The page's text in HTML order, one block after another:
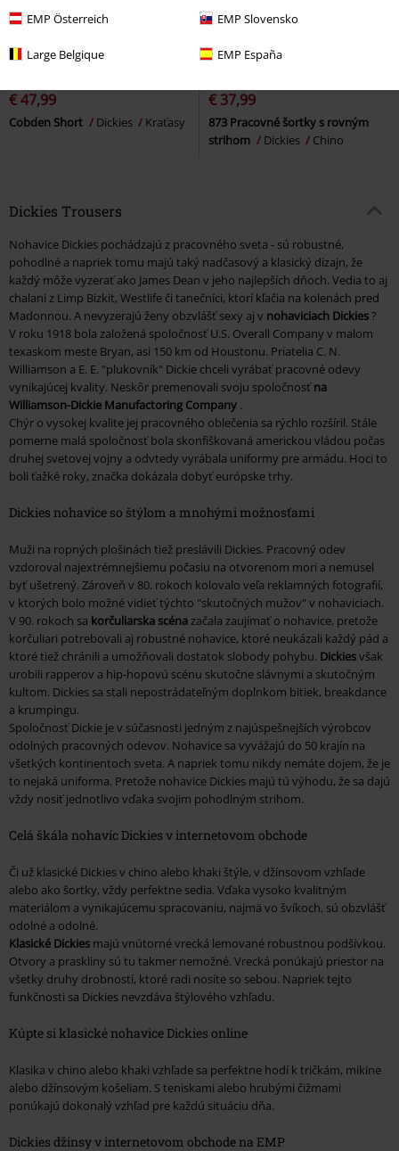
EMP Österreich EMP Slovensko
Large Belgique EMP España
% Takmer vypredané
€ 47,99
Cobden Short Dickies Kraťasy
% Takmer vypredané
€ 37,99
873 Pracovné šortky s rovným
strihom
Dickies Chino
Dickies Trousers
Nohavice Dickies pochádzajú z pracovného sveta - sú robustné,
pohodlné a napriek tomu majú taký nadčasový a klasický dizajn, že
každý môže vyzerať ako James Dean v jeho najlepších dňoch. Vedia to aj
chalani z Limp Bizkit, Westlife či tanečníci, ktorí kľačia na kolenách pred
Madonnou. A nevyzerajú ženy obzvlášť sexy aj v nohaviciach Dickies?
V roku 1918 bola založená spoločnosť U.S. Overall Company v malom
texaskom meste Bryan, asi 150 km od Houstonu. Priatelia C. N.
Williamson a E. E. "plukovník" Dickie chceli vyrábať pracovné odevy
vynikajúcej kvality. Neskôr premenovali svoju spoločnosťna
Williamson-Dickie Manufactoring Company .
Chýr o vysokej kvalite jej pracovného oblečenia sa rýchlo rozšíril. Stále
pomerne malá spoločnosť bola skonfiškovaná americkou vládou počas
druhej svetovej vojny a odvtedy vyrábala uniformy pre armádu. Hoci to
boli ťažké roky, značka dokázala dobyť európske trhy.
Dickies nohavice so štýlom a mnohými možnosťami
Muži na ropných plošinách tiež preslávili Dickies. Pracovný odev
vzdoroval najextrémnejšiemu počasiu na otvorenom mori a nemusel
byť ušetrený. Zároveň v 80. rokoch kolovalo veľa reklamných fotografií,
v ktorých bolo možné vidieť týchto "skutočných mužov" v nohaviciach.
V 90. rokoch sa korčuliarska scénazačala zaujímať o nohavice, pretože
korčuliari potrebovali aj robustné nohavice, ktoré neukázali každý pád a
ktoré tiež chránili a umožňovali dostatok slobody pohybu. Dickiesvšak
urobili rapperov a hip-hopovú scénu skutočne slávnymi a skutočným
kultom. Dickies sa stali nepostrádateľným doplnkom bitiek, breakdance
a krumpingu.
Spoločnosť Dickie je v súčasnosti jedným z najúspešnejších výrobcov
odolných pracovných odevov. Nohavice sa vyvážajú do 50 krajín na
všetkých kontinentoch sveta. A napriek tomu nikdy nemáte dojem, že je
to nejaká uniforma. Pretože nohavice Dickies majú tú výhodu, že sa dajú
vždy nosiť jednotlivo vďaka svojim pohodlným strihom.
Celá škála nohavíc Dickies v internetovom obchode
Či už klasické Dickies v chino alebo khaki štýle, v džínsovom vzhľade
alebo ako šortky, vždy perfektne sedia. Vďaka vysoko kvalitným
materiálom a vynikajúcemu spracovaniu, najmä vo švíkoch, sú obzvlášť
odolné a odolné.
Klasické Dickies majú vnútorné vrecká lemované robustnou podšívkou.
Otvory a praskliny sú tu takmer nemožné. Vrecká ponúkajú priestor na
všetky druhy drobností, ktoré radi nosíte so sebou. Napriek tejto
funkčnosti sa Dickies nevzdáva štýlového vzhľadu.
Kúpte si klasické nohavice Dickies online
Klasika v chino alebo khaki vzhľade sa perfektne hodí k tričkám, mikine
alebo džínsovým košeliam. S teniskami alebo hrubými čižmami
ponúkajú dokonalý vzhľad pre každú situáciu dňa.
Dickies džínsy v internetovom obchode na EMP